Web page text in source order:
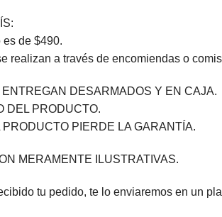
es de $490.
realizan a través de encomiendas o
DESARMADOS Y EN CAJA.
DEL PRODUCTO.
PIERDE LA GARANTÍA.
MERAMENTE ILUSTRATIVAS.
tu pedido, te lo enviaremos en un